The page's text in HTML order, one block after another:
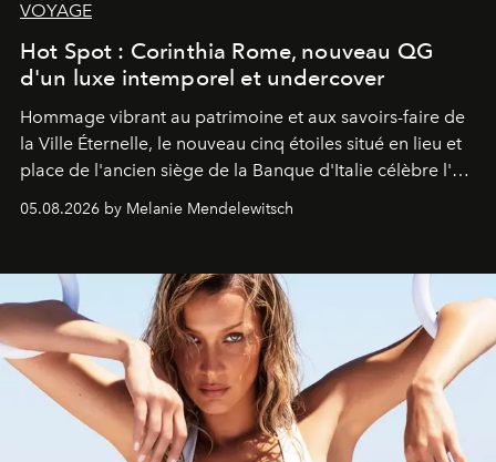
VOYAGE
Hot Spot : Corinthia Rome, nouveau QG
d'un luxe intemporel et undercover
Hommage vibrant au patrimoine et aux savoirs-faire de
la Ville Éternelle, le nouveau cinq étoiles situé en lieu et
place de l'ancien siège de la Banque d'Italie célèbre l'art
de vivre Romain dans toute son élégance intemporelle.
05.08.2026 by Melanie Mendelewitsch